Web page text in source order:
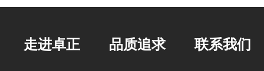
走进卓正 品质追求 联系我们